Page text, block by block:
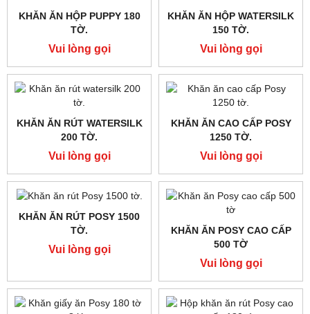
GIẤY RÚT ĐÁY TREO
TƯỜNG ĐA NĂNG POSY,
Vui lòng gọi
KHĂN ĂN POSY CAO CẤP
1KG, 2 LỚP (240X240)
Vui lòng gọi
KHĂN ĂN HỘP EMOS 180
TỜ.
Vui lòng gọi
KHĂN ĂN RÚT BLESSYOU
250 TỜ.
Vui lòng gọi
KHĂN ĂN HỘP BLESSYOU
180 TỜ.
Vui lòng gọi
KHĂN ĂN HỘP PULLPY
TRÀ XANH 100 TỜ.
Vui lòng gọi
TỜ.
Vui lòng gọi
150 TỜ.
Vui lòng gọi